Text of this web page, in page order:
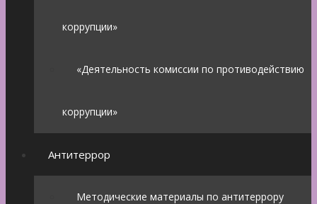
коррупции»
«Деятельность комиссии по противодействию
коррупции»
Антитеррор
Методические материалы по антитеррору